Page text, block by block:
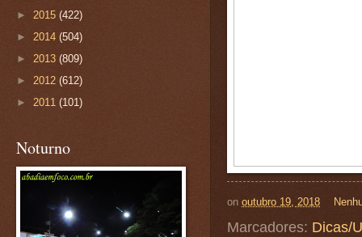
on outubro 19, 2018
Marcadores: Dicas/
► 2015 (422)
► 2014 (504)
► 2013 (809)
► 2012 (612)
► 2011 (101)
Noturno